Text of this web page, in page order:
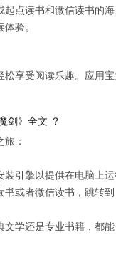
点读书和微信读书的
验。
享受阅读乐趣。应用
剑》全文 ？
：
引擎以提供在电脑上
或者微信读书，跳转
学还是专业书籍，都能